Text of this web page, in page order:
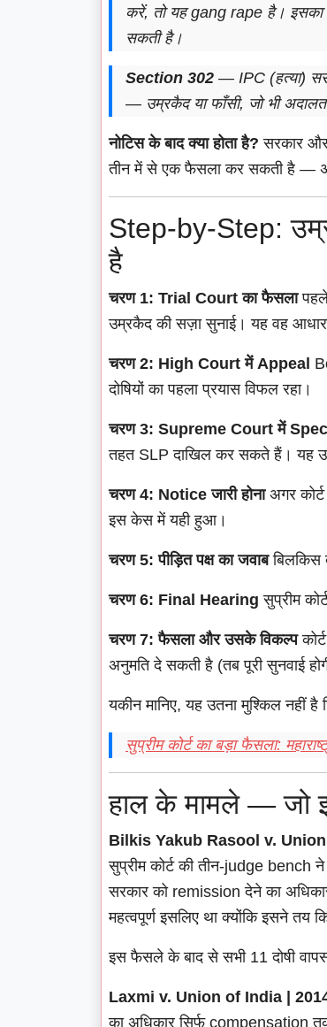
करें, तो यह gang rape है।
सकती है।
Section 302 — IPC (हत्या)
— उम्रकैद या फाँसी, जो भी
नोटिस के बाद क्या होता है? सरकार और
तीन में से एक फैसला कर सकती है —
Step-by-Step:
है
चरण 1: Trial Court का फैसलापहले
उम्रकैद की सज़ा सुनाई। यह वह आधार
चरण 2: High Court में Appeal
दोषियों का पहला प्रयास विफल रहा।
चरण 3: Supreme Court में
तहत SLP दाखिल कर सकते हैं। यह
चरण 4: Notice जारी होनाअगर
इस केस में यही हुआ।
चरण 5: पीड़ित पक्ष का जवाबबिलकिस
चरण 6: Final Hearing सुप्रीम
चरण 7: फैसला और उसके विकल्प
अनुमति दे सकती है (तब पूरी सुनवाई
यकीन मानिए, यह उतना मुश्किल नहीं
सुप्रीम कोर्ट का बड़ा फैसला:
हाल के मामले — जो
Bilkis Yakub Rasool v.
सुप्रीम कोर्ट की तीन-judge bench ने
सरकार को remission देने का
महत्वपूर्ण इसलिए था क्योंकि इसने तय
इस फैसले के बाद से सभी 11 दोषी
Laxmi v. Union of India |
का अधिकार सिर्फ compensation